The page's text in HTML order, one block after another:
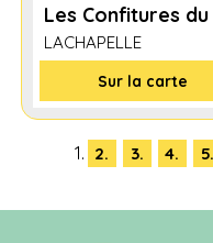
Les Confitures
LACHAPELLE
Sur la carte
1. 2. 3. 4. 5.